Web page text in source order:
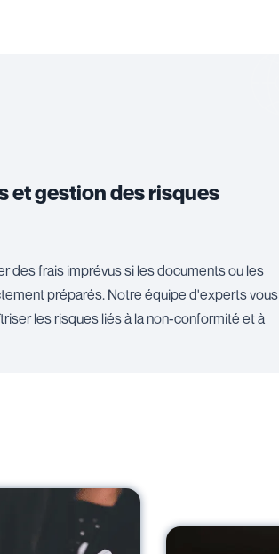
et gestion des risques
des frais imprévus si les documents ou les
préparés. Notre équipe d'experts vous
les risques liés à la non-conformité et à